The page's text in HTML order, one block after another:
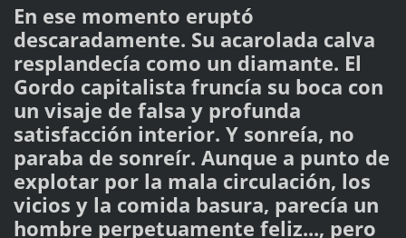
En ese momento eruptó
descaradamente. Su acarolada calva
resplandecía como un diamante. El
Gordo capitalista fruncía su boca con
un visaje de falsa y profunda
satisfacción interior. Y sonreía, no
paraba de sonreír. Aunque a punto de
explotar por la mala circulación, los
vicios y la comida basura, parecía un
hombre perpetuamente feliz..., pero